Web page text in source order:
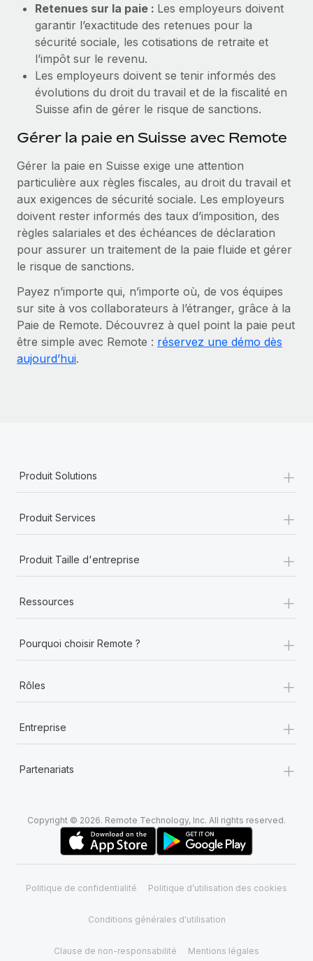
Retenues sur la paie : Les employeurs doivent
garantir l’exactitude des retenues pour la
sécurité sociale, les cotisations de retraite et
l’impôt sur le revenu.
Les employeurs doivent se tenir informés des
évolutions du droit du travail et de la fiscalité en
Suisse afin de gérer le risque de sanctions.
Gérer la paie en Suisse avec Remote
Gérer la paie en Suisse exige une attention
particulière aux règles fiscales, au droit du travail et
aux exigences de sécurité sociale. Les employeurs
doivent rester informés des taux d’imposition, des
règles salariales et des échéances de déclaration
pour assurer un traitement de la paie fluide et gérer
le risque de sanctions.
Payez n’importe qui, n’importe où, de vos équipes
sur site à vos collaborateurs à l’étranger, grâce à la
Paie de Remote. Découvrez à quel point la paie peut
être simple avec Remote : réservez une démo dès
aujourd’hui.
Produit Solutions +
Produit Services +
Produit Taille d'entreprise +
Ressources +
Pourquoi choisir Remote ? +
Rôles +
Entreprise +
Partenariats +
Copyright © 2026. Remote Technology, Inc. All rights reserved.
Politique de confidentialité Politique d’utilisation des cookies
Conditions générales d'utilisation
Clause de non-responsabilité Mentions légales